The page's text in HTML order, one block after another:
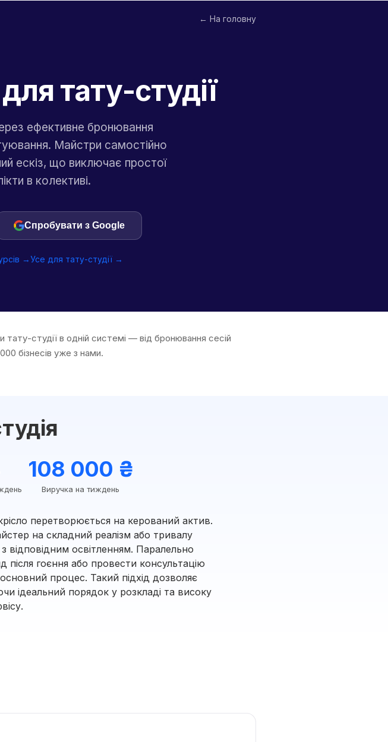
← На головну
тату-студії
ефективне бронювання
Майстри самостійно
ескіз, що виключає простої
в колективі.
Спробувати з Google
→Усе для тату-студії →
студії в одній системі — від бронювання сесій
бізнесів уже з нами.
108 000 ₴
Виручка на тиждень
перетворюється на керований актив.
на складний реалізм або тривалу
відповідним освітленням. Паралельно
гоєння або провести консультацію
процес. Такий підхід дозволяє
ідеальний порядок у розкладі та високу